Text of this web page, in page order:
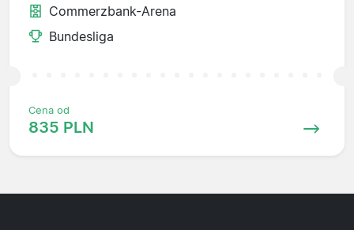
Commerzbank-Arena
Bundesliga
Cena od
835 PLN